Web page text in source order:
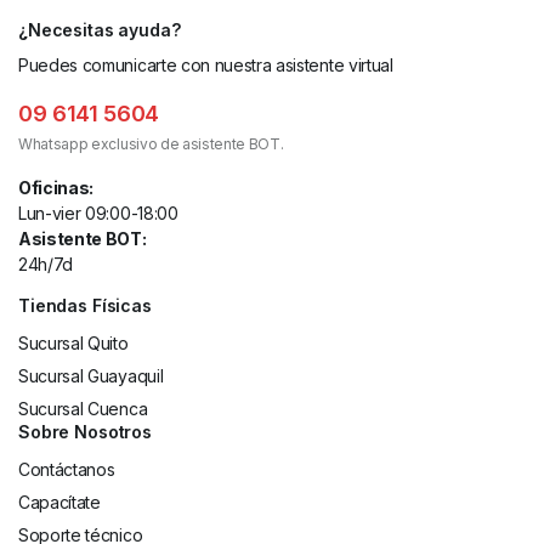
¿Necesitas ayuda?
Puedes comunicarte con nuestra asistente virtual
09 6141 5604
Whatsapp exclusivo de asistente BOT.
Oficinas:
Lun-vier 09:00-18:00
Asistente BOT:
24h/7d
Tiendas Físicas
Sucursal Quito
Sucursal Guayaquil
Sucursal Cuenca
Sobre Nosotros
Contáctanos
Capacítate
Soporte técnico